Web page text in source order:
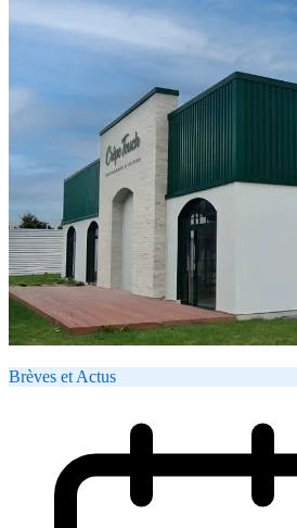
Brèves et Actus